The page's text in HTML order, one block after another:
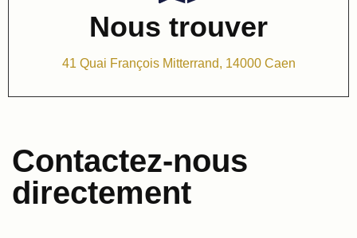
Nous trouver
41 Quai François Mitterrand, 14000 Caen
Contactez-nous
directement